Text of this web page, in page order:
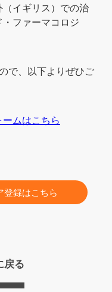
イギリス）での治
ファーマコロジ
で、以下よりぜひご
ムはこちら
登録はこちら
戻る